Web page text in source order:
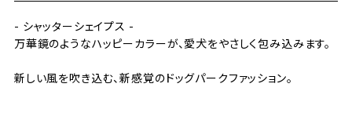
- シャッターシェイプス -
万華鏡のようなハッピーカラーが、愛犬をやさしく包み込みます。
新しい風を吹き込む、新感覚のドッグパークファッション。